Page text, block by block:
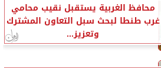
محافظ الغربية يستقبل نقيب محامي
غرب طنطا لبحث سبل التعاون المشترك
وتعزيز...